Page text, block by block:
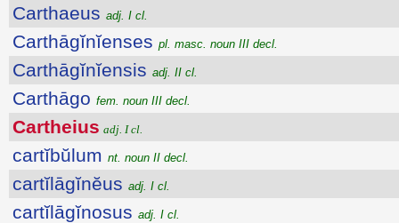
Carthaeus adj. I cl.
Carthāgĭnĭenses pl. masc. noun III decl.
Carthāgĭnĭensis adj. II cl.
Carthāgo fem. noun III decl.
Cartheius adj. I cl.
cartĭbŭlum nt. noun II decl.
cartĭlāgĭnĕus adj. I cl.
cartĭlāgĭnosus adj. I cl.